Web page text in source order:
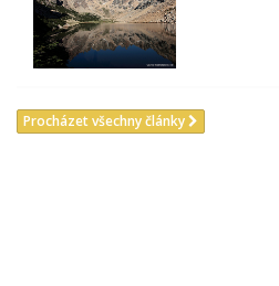
Procházet všechny články